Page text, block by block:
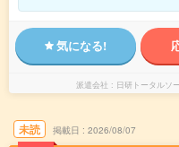
気になる!
派遣会社 日研トータルソ
未読 掲載日 2026/08/07